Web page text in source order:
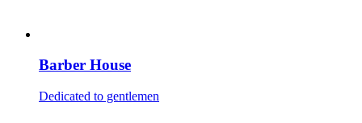
Barber House
Dedicated to gentlemen